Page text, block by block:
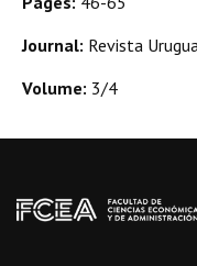
Journal: Revista
Volume: 3/4